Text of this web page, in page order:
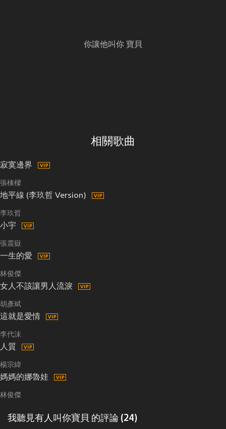
你讓他叫你 寶貝
相關歌曲
寂寞邊界
張棟樑
地平線 (李玖哲 Version)
李玖哲
小宇
張震嶽
一生的愛
林俊傑
女人不該讓男人流淚
胡彥斌
這就是愛情
李代沫
人質
楊宗緯
媽媽的娜魯娃
林俊傑
我聽見有人叫你寶貝 的評論 (24)